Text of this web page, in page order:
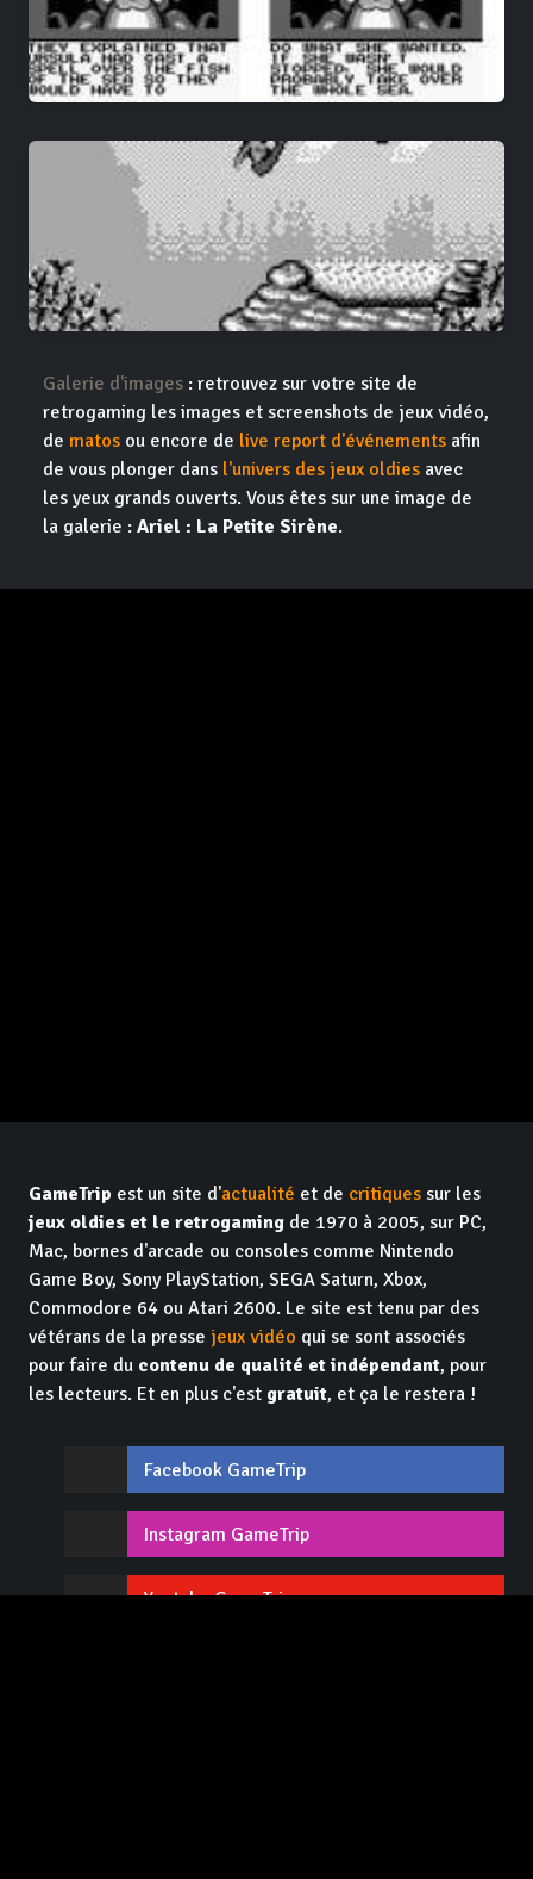
Galerie d'images : retrouvez sur votre site de
retrogaming les images et screenshots de jeux vidéo,
de matos ou encore de live report d'événements afin
de vous plonger dans l'univers des jeux oldies avec
les yeux grands ouverts. Vous êtes sur une image de
la galerie : Ariel : La Petite Sirène.
GameTrip est un site d'actualité et de critiques sur les
jeux oldies et le retrogaming de 1970 à 2005, sur PC,
Mac, bornes d'arcade ou consoles comme Nintendo
Game Boy, Sony PlayStation, SEGA Saturn, Xbox,
Commodore 64 ou Atari 2600. Le site est tenu par des
vétérans de la presse jeux vidéo qui se sont associés
pour faire du contenu de qualité et indépendant, pour
les lecteurs. Et en plus c'est gratuit, et ça le restera !
Facebook GameTrip
Instagram GameTrip
Youtube GameTrip